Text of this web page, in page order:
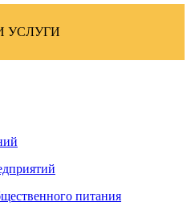
УСЛУГИ
питания